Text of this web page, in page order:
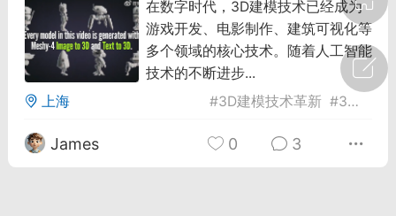
事想用上客户端...
#智狐AI工作台
1
在数字时代，3D建模技术已经成为
游戏开发、电影制作、建筑可视化等
多个领域的核心技术。随着人工智能
技术的不断进步...
上海
#3D建模技术革新 #3D建模行业的影响
James 0 3